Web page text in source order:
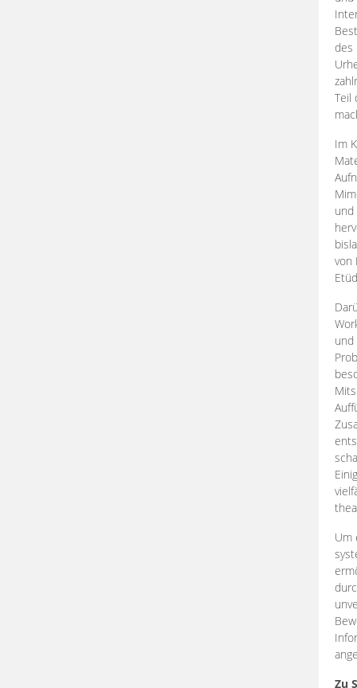
des
Teil
Im
und
von
und
Um
Zu